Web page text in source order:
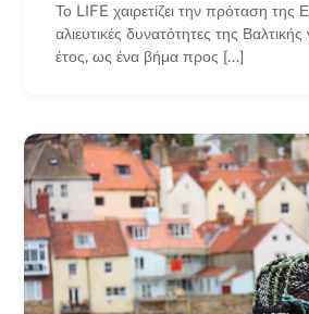
Το LIFE χαιρετίζει την πρόταση της
αλιευτικές δυνατότητες της
έτος, ως ένα βήμα προς [...]